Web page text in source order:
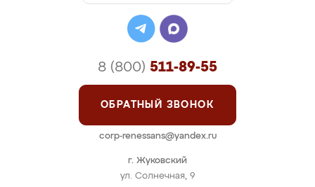
г. Жуковский
ул. Солнечная, 9
8 (800) 511-89-55
ОБРАТНЫЙ ЗВОНОК
corp-renessans@yandex.ru